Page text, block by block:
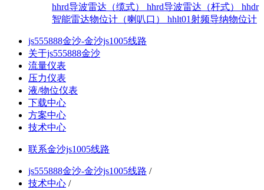
hhrd导波雷达（缆式） hhrd导波雷达（杆式） hhdr
智能雷达物位计（喇叭口） hhlt01射频导纳物位计
js555888金沙-金沙js1005线路
关于js555888金沙
流量仪表
压力仪表
液/物位仪表
下载中心
方案中心
技术中心
联系金沙js1005线路
js555888金沙-金沙js1005线路 /
技术中心 /